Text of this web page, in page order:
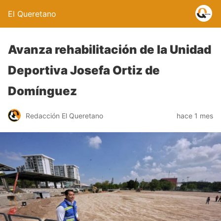
El Queretano
Avanza rehabilitación de la Unidad
Deportiva Josefa Ortiz de
Domínguez
Redacción El Queretano hace 1 mes